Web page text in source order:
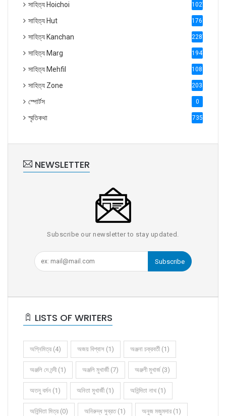
সাহিত্য Hoichoi 1027
সাহিত্য Hut 1769
সাহিত্য Kanchan 2287
সাহিত্য Marg 1947
সাহিত্য Mehfil 1088
সাহিত্য Zone 2035
স্পোর্টস 0
স্মৃতিকথা 735
NEWSLETTER
Subscribe our newsletter to stay updated.
Subscribe
LISTS OF WRITERS
অগ্নিমিত্র (4) অজয় বিশ্বাস (1) অঞ্জনা চক্রবর্তী (1)
অঞ্জলি দে নন্দী (1) অঞ্জলি মুখার্জী (7) অঞ্জলী মুখার্জ (3)
অতনু বর্মন (1) অনিতা মুখার্জী (1) অনিন্দিতা নাথ (1)
অনিন্দিতা মিত্র (0) অনিরুদ্ধ সুব্রত (1) অনুজ মজুমদার (1)